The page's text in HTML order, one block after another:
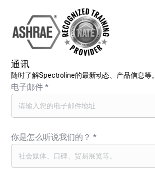
通讯
随时了解Spectroline的最新动态、产品信息等。
电子邮件*
你是怎么听说我们的？*